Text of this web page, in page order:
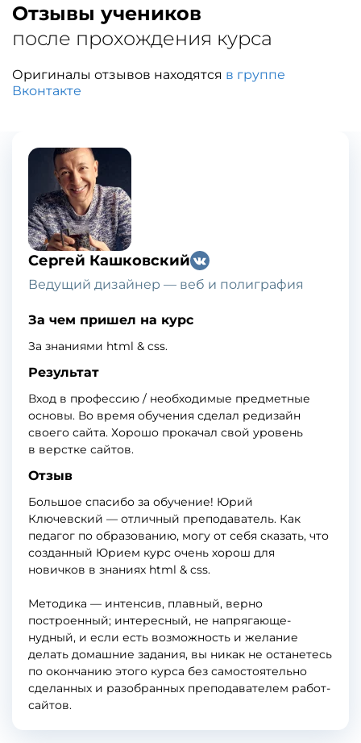
Отзывы учеников
после прохождения курса
Оригиналы отзывов находятся в группе
Вконтакте
Сергей Кашковский
Ведущий дизайнер — веб и полиграфия
За чем пришел на курс
За знаниями html & css.
Результат
Вход в профессию / необходимые предметные
основы. Во время обучения сделал редизайн
своего сайта. Хорошо прокачал свой уровень
в верстке сайтов.
Отзыв
Большое спасибо за обучение! Юрий
Ключевский — отличный преподаватель. Как
педагог по образованию, могу от себя сказать, что
созданный Юрием курс очень хорош для
новичков в знаниях html & css.
Методика — интенсив, плавный, верно
построенный; интересный, не напрягающе-
нудный, и если есть возможность и желание
делать домашние задания, вы никак не останетесь
по окончанию этого курса без самостоятельно
сделанных и разобранных преподавателем работ-
сайтов.